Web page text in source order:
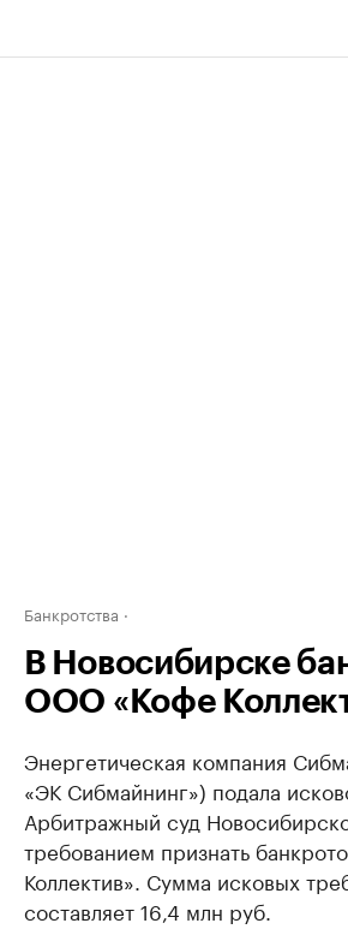
Банкротства
В Новосибирске
ООО «Кофе
Энергетическая компания
«ЭК Сибмайнинг») подала
Арбитражный суд
требованием признать
Коллектив». Сумма исковых
составляет 16,4 млн руб.